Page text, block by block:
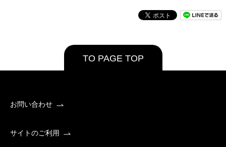
TO PAGE TOP
お問い合わせ
サイトのご利用